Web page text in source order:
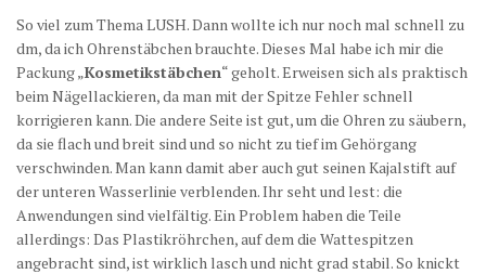
So viel zum Thema LUSH. Dann wollte ich nur noch mal schnell zu
dm, da ich Ohrenstäbchen brauchte. Dieses Mal habe ich mir die
Packung „Kosmetikstäbchen“ geholt. Erweisen sich als praktisch
beim Nägellackieren, da man mit der Spitze Fehler schnell
korrigieren kann. Die andere Seite ist gut, um die Ohren zu säubern,
da sie flach und breit sind und so nicht zu tief im Gehörgang
verschwinden. Man kann damit aber auch gut seinen Kajalstift auf
der unteren Wasserlinie verblenden. Ihr seht und lest: die
Anwendungen sind vielfältig. Ein Problem haben die Teile
allerdings: Das Plastikröhrchen, auf dem die Wattespitzen
angebracht sind, ist wirklich lasch und nicht grad stabil. So knickt